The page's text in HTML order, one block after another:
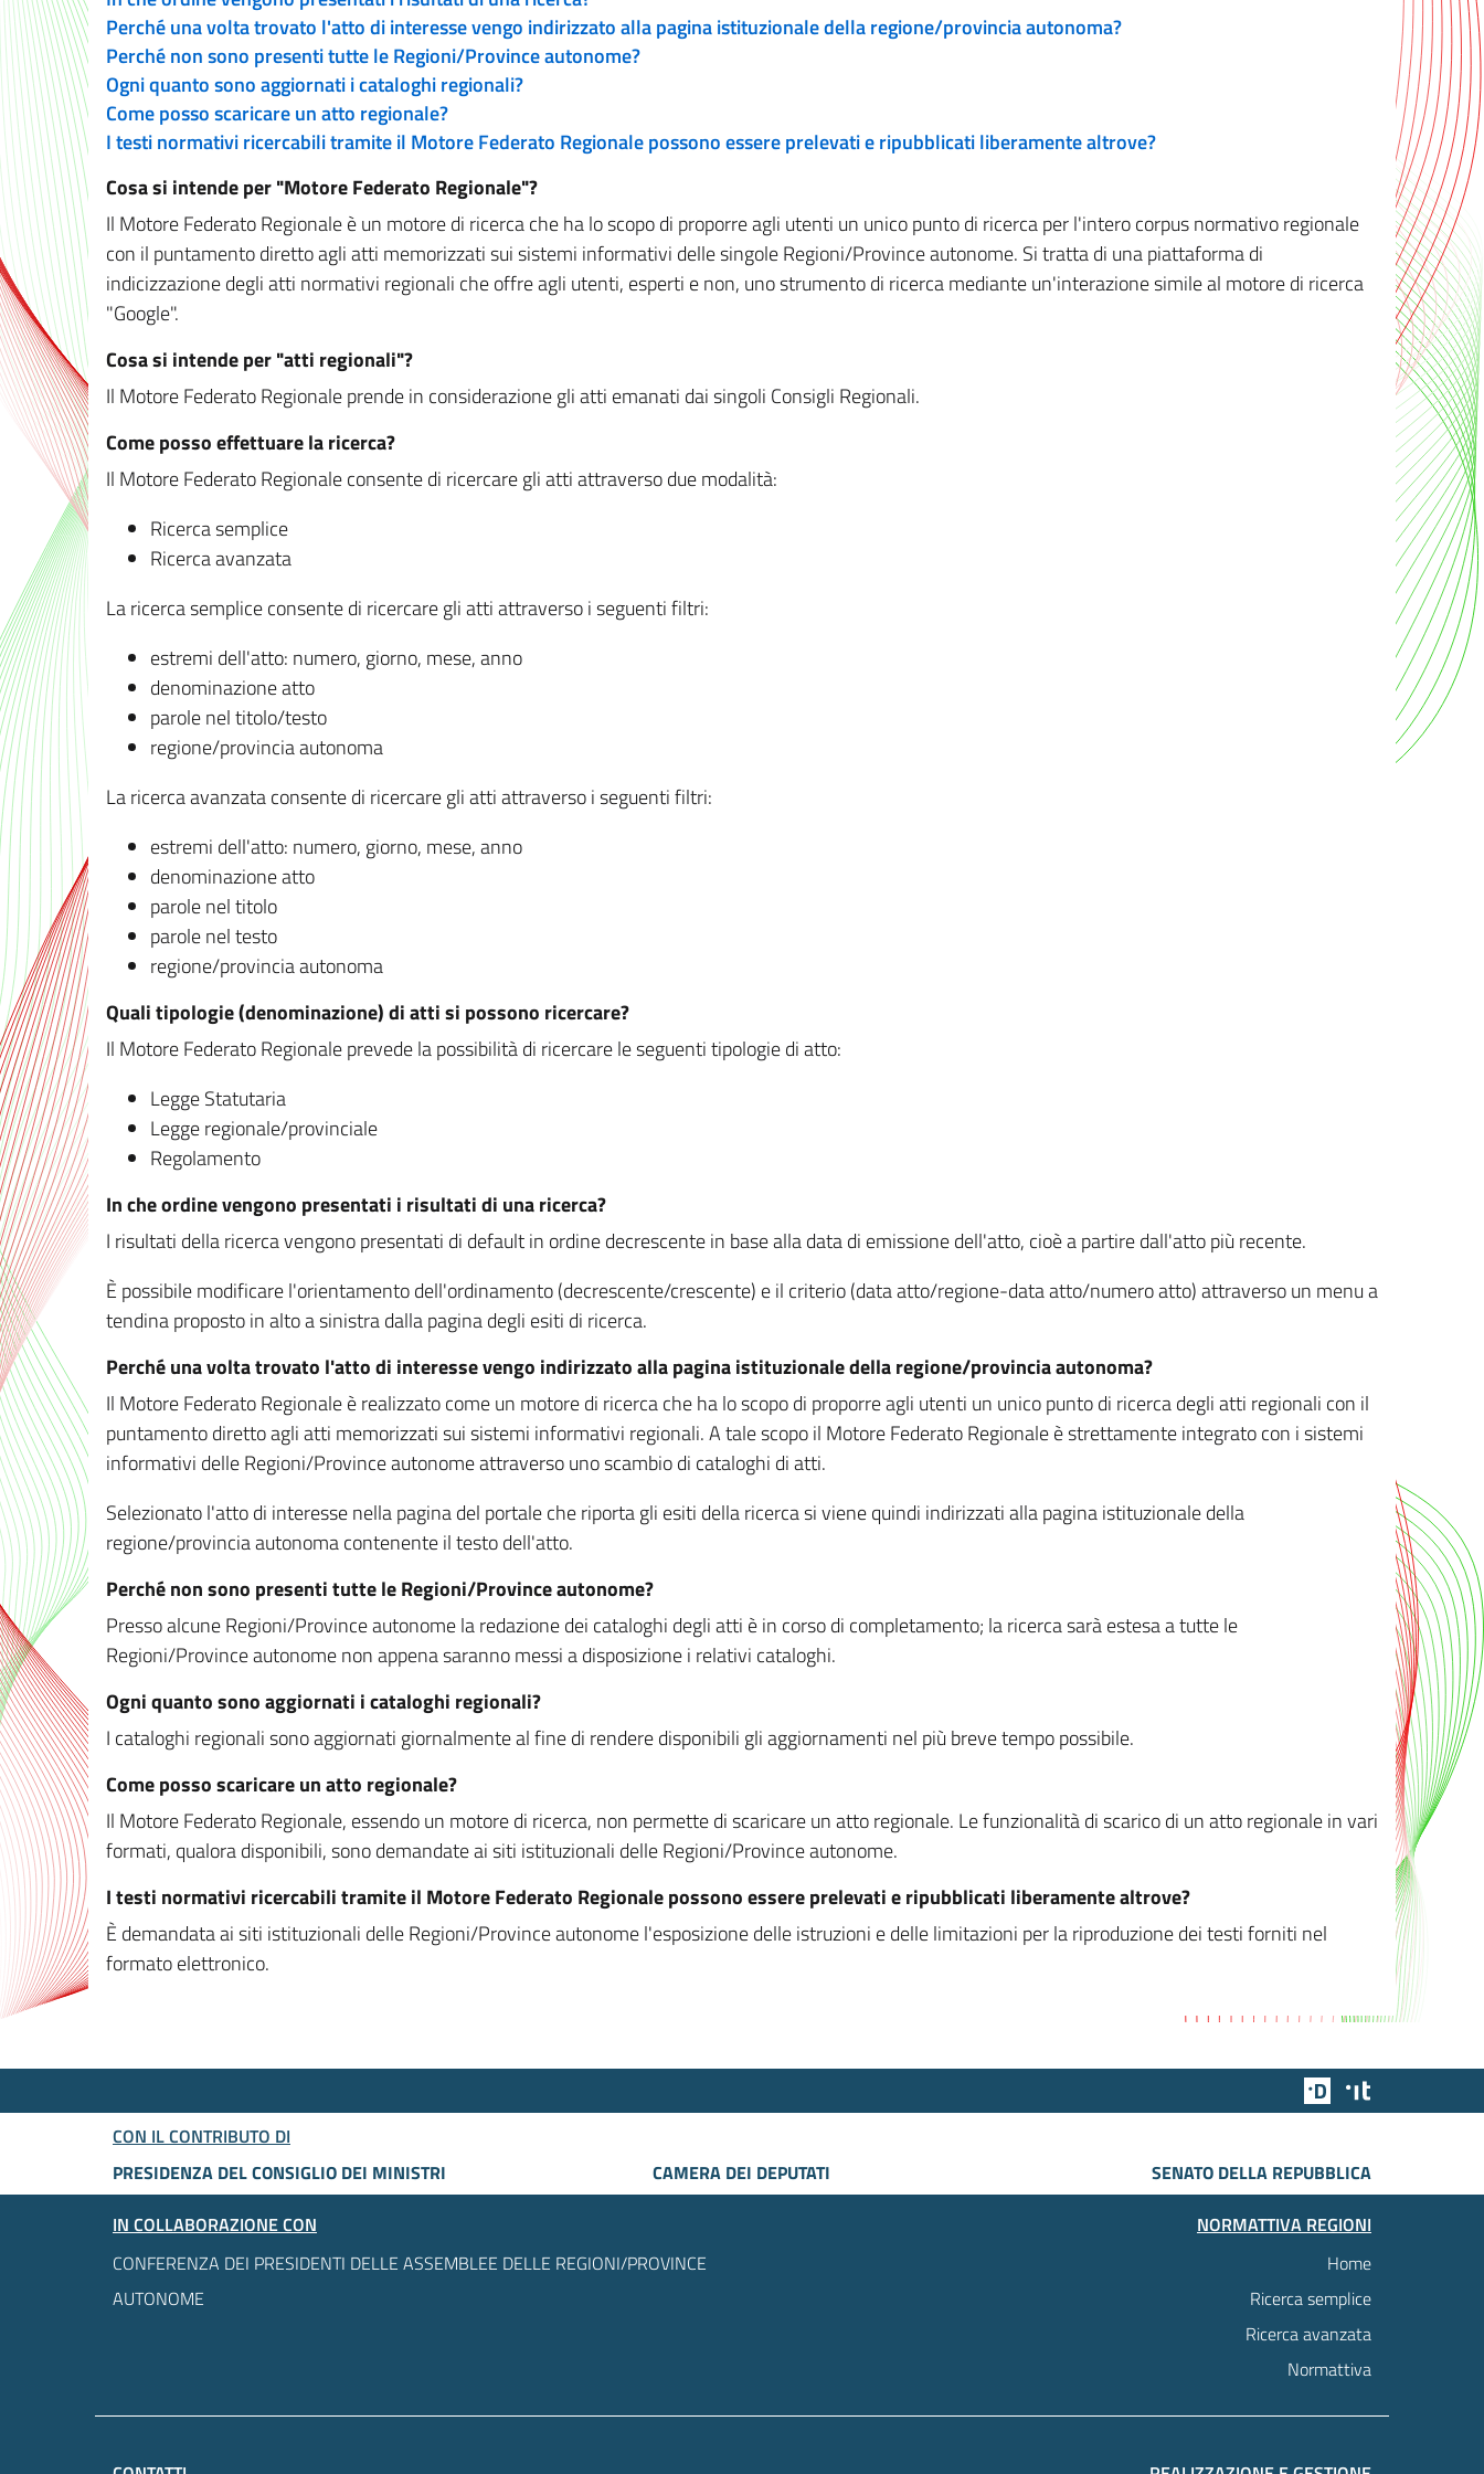
Perché una volta trovato l'atto di interesse vengo indirizzato alla pagina istituzionale della regione/provincia autonoma?
Perché non sono presenti tutte le Regioni/Province autonome?
Ogni quanto sono aggiornati i cataloghi regionali?
Come posso scaricare un atto regionale?
I testi normativi ricercabili tramite il Motore Federato Regionale possono essere prelevati e ripubblicati liberamente altrove?
Cosa si intende per "Motore Federato Regionale"?
Il Motore Federato Regionale è un motore di ricerca che ha lo scopo di proporre agli utenti un unico punto di ricerca per l'intero corpus normativo regionale
con il puntamento diretto agli atti memorizzati sui sistemi informativi delle singole Regioni/Province autonome. Si tratta di una piattaforma di
indicizzazione degli atti normativi regionali che offre agli utenti, esperti e non, uno strumento di ricerca mediante un'interazione simile al motore di ricerca
"Google".
Cosa si intende per "atti regionali"?
Il Motore Federato Regionale prende in considerazione gli atti emanati dai singoli Consigli Regionali.
Come posso effettuare la ricerca?
Il Motore Federato Regionale consente di ricercare gli atti attraverso due modalità:
Ricerca semplice
Ricerca avanzata
La ricerca semplice consente di ricercare gli atti attraverso i seguenti filtri:
estremi dell'atto: numero, giorno, mese, anno
denominazione atto
parole nel titolo/testo
regione/provincia autonoma
La ricerca avanzata consente di ricercare gli atti attraverso i seguenti filtri:
estremi dell'atto: numero, giorno, mese, anno
denominazione atto
parole nel titolo
parole nel testo
regione/provincia autonoma
Quali tipologie (denominazione) di atti si possono ricercare?
Il Motore Federato Regionale prevede la possibilità di ricercare le seguenti tipologie di atto:
Legge Statutaria
Legge regionale/provinciale
Regolamento
In che ordine vengono presentati i risultati di una ricerca?
I risultati della ricerca vengono presentati di default in ordine decrescente in base alla data di emissione dell'atto, cioè a partire dall'atto più recente.
È possibile modificare l'orientamento dell'ordinamento (decrescente/crescente) e il criterio (data atto/regione-data atto/numero atto) attraverso un menu a
tendina proposto in alto a sinistra dalla pagina degli esiti di ricerca.
Perché una volta trovato l'atto di interesse vengo indirizzato alla pagina istituzionale della regione/provincia autonoma?
Il Motore Federato Regionale è realizzato come un motore di ricerca che ha lo scopo di proporre agli utenti un unico punto di ricerca degli atti regionali con il
puntamento diretto agli atti memorizzati sui sistemi informativi regionali. A tale scopo il Motore Federato Regionale è strettamente integrato con i sistemi
informativi delle Regioni/Province autonome attraverso uno scambio di cataloghi di atti.
Selezionato l'atto di interesse nella pagina del portale che riporta gli esiti della ricerca si viene quindi indirizzati alla pagina istituzionale della
regione/provincia autonoma contenente il testo dell'atto.
Perché non sono presenti tutte le Regioni/Province autonome?
Presso alcune Regioni/Province autonome la redazione dei cataloghi degli atti è in corso di completamento; la ricerca sarà estesa a tutte le
Regioni/Province autonome non appena saranno messi a disposizione i relativi cataloghi.
Ogni quanto sono aggiornati i cataloghi regionali?
I cataloghi regionali sono aggiornati giornalmente al fine di rendere disponibili gli aggiornamenti nel più breve tempo possibile.
Come posso scaricare un atto regionale?
Il Motore Federato Regionale, essendo un motore di ricerca, non permette di scaricare un atto regionale. Le funzionalità di scarico di un atto regionale in vari
formati, qualora disponibili, sono demandate ai siti istituzionali delle Regioni/Province autonome.
I testi normativi ricercabili tramite il Motore Federato Regionale possono essere prelevati e ripubblicati liberamente altrove?
È demandata ai siti istituzionali delle Regioni/Province autonome l'esposizione delle istruzioni e delle limitazioni per la riproduzione dei testi forniti nel
formato elettronico.
Team Digitale
CON IL CONTRIBUTO DI
PRESIDENZA DEL CONSIGLIO DEI MINISTRI
CAMERA DEI DEPUTATI
SENATO DELLA REPUBBLICA
IN COLLABORAZIONE CON
CONFERENZA DEI PRESIDENTI DELLE ASSEMBLEE DELLE REGIONI/PROVINCE
AUTONOME
NORMATTIVA REGIONI
Home
Ricerca semplice
Ricerca avanzata
Normattiva